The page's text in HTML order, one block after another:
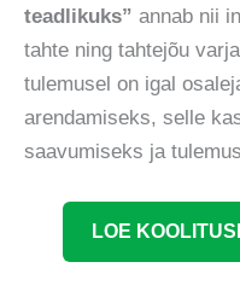
teadlikuks” annab nii
tahte ning tahtejõu
tulemusel on igal
arendamiseks, selle
saavumiseks ja
LOE